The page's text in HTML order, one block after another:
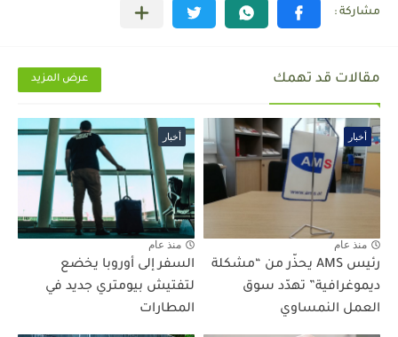
مقالات قد تهمك عرض المزيد
أخبار
منذ عام
رئيس AMS يحذّر من “مشكلة
ديموغرافية” تهدّد سوق
العمل النمساوي
أخبار
منذ عام
السفر إلى أوروبا يخضع
لتفتيش بيومتري جديد في
المطارات